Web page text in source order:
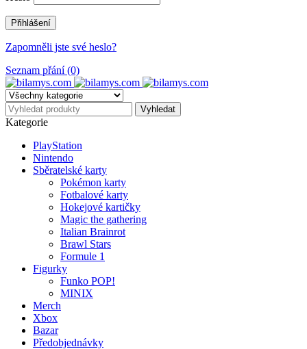
Zapomněli jste své heslo?
Seznam přání (0)
Kategorie
PlayStation
Nintendo
Sběratelské karty
Pokémon karty
Fotbalové karty
Hokejové kartičky
Magic the gathering
Italian Brainrot
Brawl Stars
Formule 1
Figurky
Funko POP!
MINIX
Merch
Xbox
Bazar
Předobjednávky